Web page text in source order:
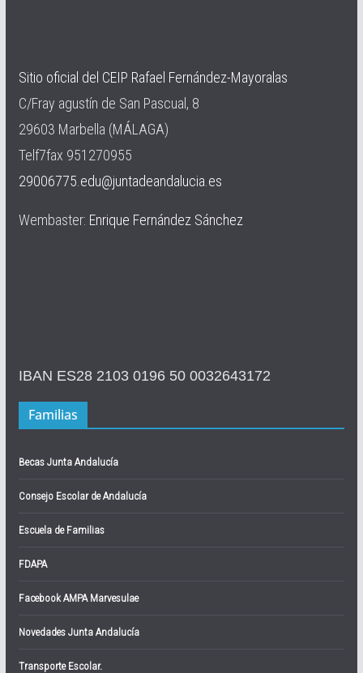
Sitio oficial del CEIP Rafael Fernández-Mayoralas
C/Fray agustín de San Pascual, 8
29603 Marbella (MÁLAGA)
Telf7fax 951270955
29006775.edu@juntadeandalucia.es
Wembaster: Enrique Fernández Sánchez
IBAN ES28 2103 0196 50 0032643172
Familias
Becas Junta Andalucía
Consejo Escolar de Andalucía
Escuela de Familias
FDAPA
Facebook AMPA Marvesulae
Novedades Junta Andalucía
Transporte Escolar.